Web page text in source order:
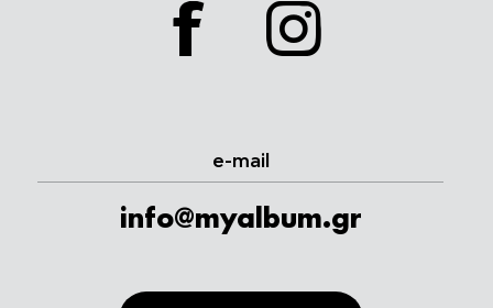
facebook
e-mail
info@myalbum.gr